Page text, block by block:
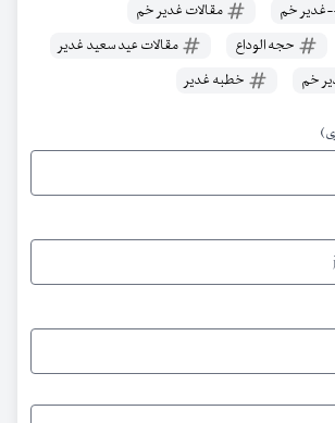
غدیر خم
مقالات غدیر خم
حجه الوداع
مقالات عید سعید غدیر
خم
خطبه غدیر